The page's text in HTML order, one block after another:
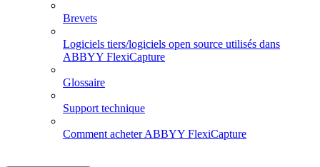
Brevets
Logiciels tiers/logiciels open source utilisés dans
ABBYY FlexiCapture
Glossaire
Support technique
Comment acheter ABBYY FlexiCapture